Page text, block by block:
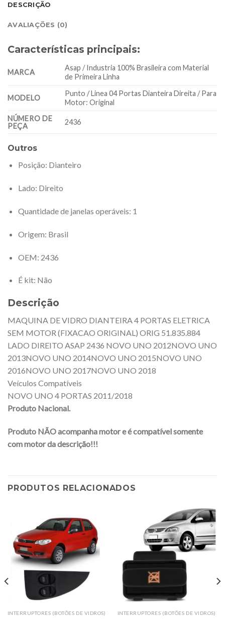
DESCRIÇÃO
AVALIAÇÕES (0)
Características principais:
MARCA
Asap / Industria 100% Brasileira com Material
de Primeira Linha
MODELO
Punto / Linea 04 Portas Dianteira Direita / Para
Motor: Original
NÚMERO DE
PEÇA
2436
Outros
Posição: Dianteiro
Lado: Direito
Quantidade de janelas operáveis: 1
Origem: Brasil
OEM: 2436
É kit: Não
Descrição
MAQUINA DE VIDRO DIANTEIRA 4 PORTAS ELETRICA
SEM MOTOR (FIXACAO ORIGINAL) ORIG 51.835.884
LADO DIREITO ASAP 2436 NOVO UNO 2012NOVO UNO
2013NOVO UNO 2014NOVO UNO 2015NOVO UNO
2016NOVO UNO 2017NOVO UNO 2018
Veículos Compatíveis
NOVO UNO 4 PORTAS 2011/2018
Produto Nacional.
Produto NÃO acompanha motor e é compatível somente
com motor da descrição!!!
PRODUTOS RELACIONADOS
INTERRUPTORES (BOTÕES DE VIDROS) INTERRUPTORES (BOTÕES DE VIDROS)